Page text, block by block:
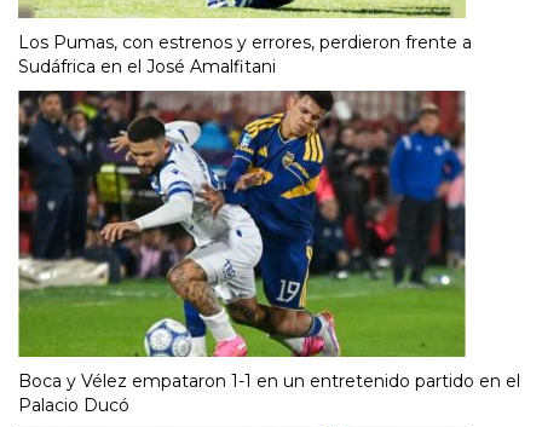
Los Pumas, con estrenos y errores, perdieron frente a
Sudáfrica en el José Amalfitani
Boca y Vélez empataron 1-1 en un entretenido partido en el
Palacio Ducó